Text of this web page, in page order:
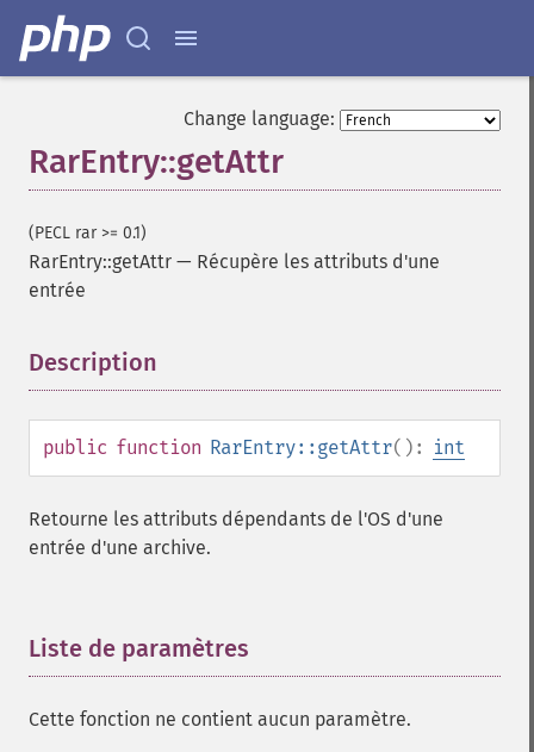
Change language:
RarEntry::getAttr
(PECL rar >= 0.1)
RarEntry::getAttr — Récupère les attributs d'une
entrée
Description
public function RarEntry::getAttr(): int
Retourne les attributs dépendants de l'OS d'une
entrée d'une archive.
Liste de paramètres
Cette fonction ne contient aucun paramètre.